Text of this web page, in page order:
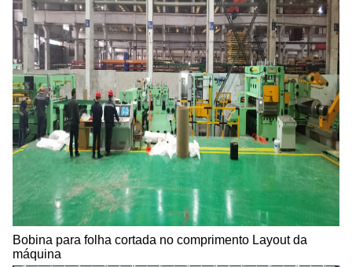
Bobina para folha cortada no comprimento Layout da
máquina